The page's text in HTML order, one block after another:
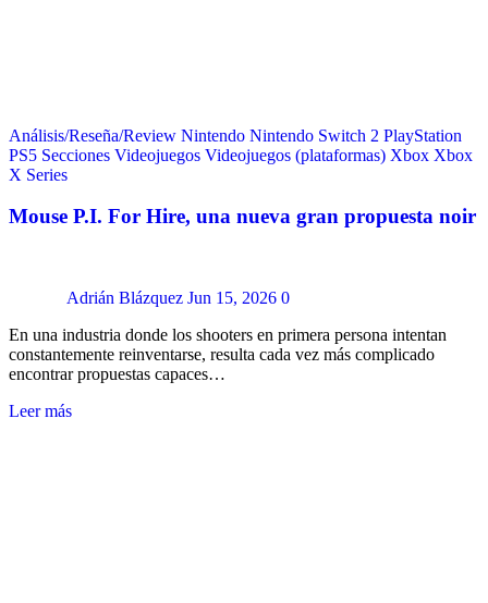
Análisis/Reseña/Review Nintendo Nintendo Switch 2 PlayStation
PS5 Secciones Videojuegos Videojuegos (plataformas) Xbox Xbox
X Series
Mouse P.I. For Hire, una nueva gran propuesta noir
Adrián Blázquez Jun 15, 2026 0
En una industria donde los shooters en primera persona intentan
constantemente reinventarse, resulta cada vez más complicado
encontrar propuestas capaces…
Leer más